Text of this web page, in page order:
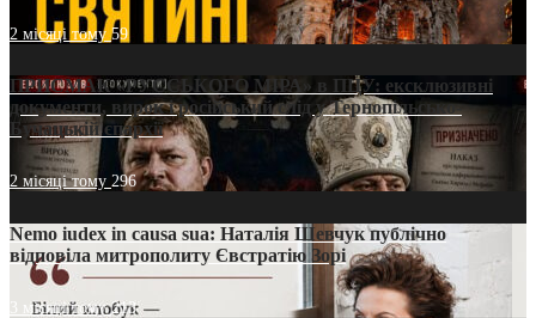
2 місяці тому59
ПРИСМАК «РУССЬКОГО МІРА» в ПЦУ: ексклюзивні
документи, вирок і російський слід у Тернопільсько-
Бучацькій єпархії
2 місяці тому 296
Nemo iudex in causa sua: Наталія Шевчук публічно
відповіла митрополиту Євстратію Зорі
3 місяці тому213